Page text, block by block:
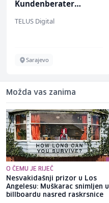
Kundenberater
renommiertes
TELUS Digital
Sarajevo
Možda vas zanima
O ČEMU JE RIJEČ
Nesvakidašnji prizor u Los
Angelesu: Muškarac snimljen u
billboardu nasred raskrsnice